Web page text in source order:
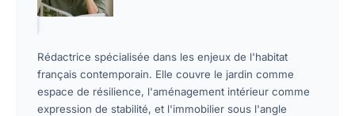
Rédactrice spécialisée dans les enjeux de l'habitat
français contemporain. Elle couvre le jardin comme
espace de résilience, l'aménagement intérieur comme
expression de stabilité, et l'immobilier sous l'angle